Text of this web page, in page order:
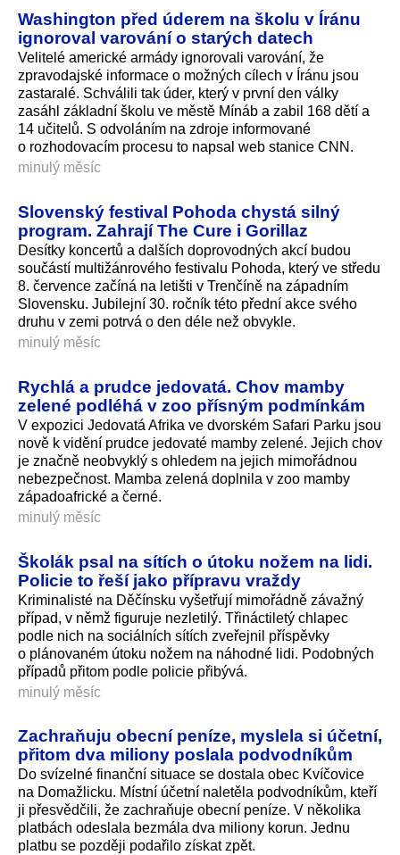
Washington před úderem na školu v Íránu
ignoroval varování o starých datech
Velitelé americké armády ignorovali varování, že
zpravodajské informace o možných cílech v Íránu jsou
zastaralé. Schválili tak úder, který v první den války
zasáhl základní školu ve městě Mínáb a zabil 168 dětí a
14 učitelů. S odvoláním na zdroje informované
o rozhodovacím procesu to napsal web stanice CNN.
minulý měsíc
Slovenský festival Pohoda chystá silný
program. Zahrají The Cure i Gorillaz
Desítky koncertů a dalších doprovodných akcí budou
součástí multižánrového festivalu Pohoda, který ve středu
8. července začíná na letišti v Trenčíně na západním
Slovensku. Jubilejní 30. ročník této přední akce svého
druhu v zemi potrvá o den déle než obvykle.
minulý měsíc
Rychlá a prudce jedovatá. Chov mamby
zelené podléhá v zoo přísným podmínkám
V expozici Jedovatá Afrika ve dvorském Safari Parku jsou
nově k vidění prudce jedovaté mamby zelené. Jejich chov
je značně neobvyklý s ohledem na jejich mimořádnou
nebezpečnost. Mamba zelená doplnila v zoo mamby
západoafrické a černé.
minulý měsíc
Školák psal na sítích o útoku nožem na lidi.
Policie to řeší jako přípravu vraždy
Kriminalisté na Děčínsku vyšetřují mimořádně závažný
případ, v němž figuruje nezletilý. Třináctiletý chlapec
podle nich na sociálních sítích zveřejnil příspěvky
o plánovaném útoku nožem na náhodné lidi. Podobných
případů přitom podle policie přibývá.
minulý měsíc
Zachraňuju obecní peníze, myslela si účetní,
přitom dva miliony poslala podvodníkům
Do svízelné finanční situace se dostala obec Kvíčovice
na Domažlicku. Místní účetní naletěla podvodníkům, kteří
ji přesvědčili, že zachraňuje obecní peníze. V několika
platbách odeslala bezmála dva miliony korun. Jednu
platbu se později podařilo získat zpět.